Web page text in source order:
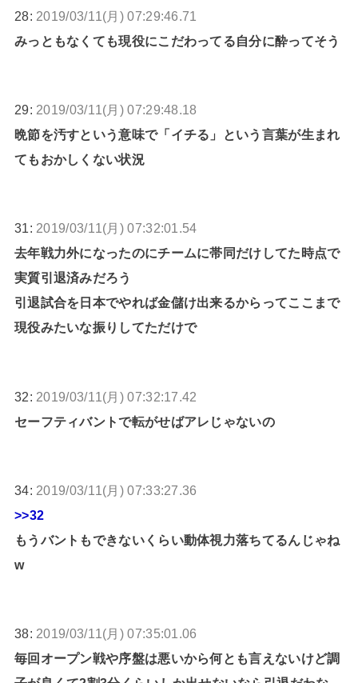
28: 2019/03/11(月) 07:29:46.71
みっともなくても現役にこだわってる自分に酔ってそう
29: 2019/03/11(月) 07:29:48.18
晩節を汚すという意味で「イチる」という言葉が生まれ
てもおかしくない状況
31: 2019/03/11(月) 07:32:01.54
去年戦力外になったのにチームに帯同だけしてた時点で
実質引退済みだろう
引退試合を日本でやれば金儲け出来るからってここまで
現役みたいな振りしてただけで
32: 2019/03/11(月) 07:32:17.42
セーフティバントで転がせばアレじゃないの
34: 2019/03/11(月) 07:33:27.36
>>32
もうバントもできないくらい動体視力落ちてるんじゃね
w
38: 2019/03/11(月) 07:35:01.06
毎回オープン戦や序盤は悪いから何とも言えないけど調